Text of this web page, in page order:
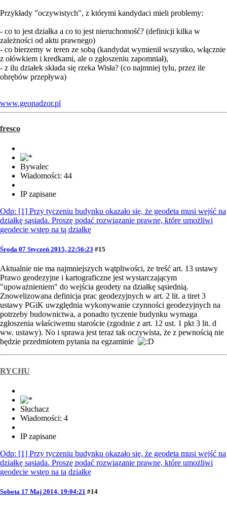
Przykłady "oczywistych", z którymi kandydaci mieli problemy:
- co to jest działka a co to jest nieruchomość? (definicji kilka w
zależności od aktu prawnego)
- co bierzemy w teren ze sobą (kandydat wymienił wszystko, włącznie
z ołówkiem i kredkami, ale o zgłoszeniu zapomniał),
- z ilu działek składa się rzeka Wisła? (co najmniej tylu, przez ile
obrębów przepływa)
www.geonadzor.pl
fresco
Bywalec
Wiadomości: 44
IP zapisane
Odp: [1] Przy tyczeniu budynku okazało się, że geodeta musi wejść na
działkę sąsiada. Proszę podać rozwiązanie prawne, które umożliwi
geodecie wstęp na tą działkę
Środa 07 Styczeń 2015, 22:56:23 #15
Aktualnie nie ma najmniejszych wątpliwości, że treść art. 13 ustawy
Prawo geodezyjne i kartograficzne jest wystarczającym
"upoważnieniem" do wejścia geodety na działkę sąsiednią.
Znowelizowana definicja prac geodezyjnych w art. 2 lit. a tiret 3
ustawy PGiK uwzględnia wykonywanie czynności geodezyjnych na
potrzeby budownictwa, a ponadto tyczenie budynku wymaga
zgłoszenia właściwemu staroście (zgodnie z art. 12 ust. 1 pkt 3 lit. d
ww. ustawy). No i sprawa jest teraz tak oczywista, że z pewnością nie
będzie przedmiotem pytania na egzaminie
RYCHU
Słuchacz
Wiadomości: 4
IP zapisane
Odp: [1] Przy tyczeniu budynku okazało się, że geodeta musi wejść na
działkę sąsiada. Proszę podać rozwiązanie prawne, które umożliwi
geodecie wstęp na tą działkę
Sobota 17 Maj 2014, 19:04:21 #14